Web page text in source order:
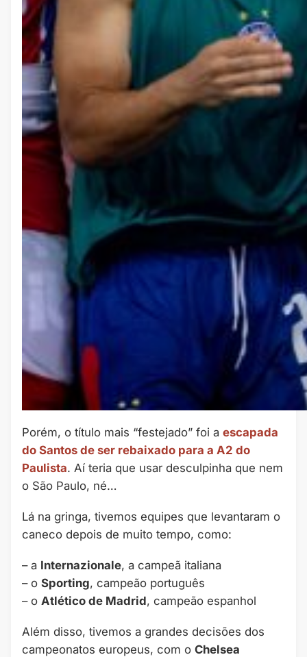
Porém, o título mais “festejado” foi a escapada
do Santos de ser rebaixado para a A2 do
Paulista. Aí teria que usar desculpinha que nem
o São Paulo, né…
Lá na gringa, tivemos equipes que levantaram o
caneco depois de muito tempo, como:
– a Internazionale, a campeã italiana
– o Sporting, campeão português
– o Atlético de Madrid, campeão espanhol
Além disso, tivemos a grandes decisões dos
campeonatos europeus, com o Chelsea